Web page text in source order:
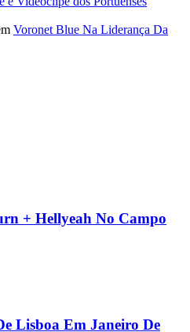
Voronet Blue Na Liderança Da
+ Hellyeah No Campo
Lisboa Em Janeiro De